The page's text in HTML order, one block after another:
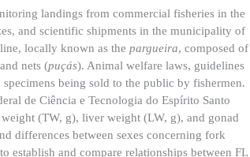
landings from commercial fisheries in the
and scientific shipments in the municipality of
locally known as the pargueira, composed of
nets (puçás). Animal welfare laws, guidelines
being sold to the public by fishermen.
de Ciência e Tecnologia do Espírito Santo
(TW, g), liver weight (LW, g), and gonad
differences between sexes concerning fork
establish and compare relationships between FL